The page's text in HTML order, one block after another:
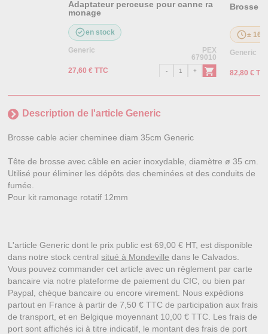
Adaptateur perceuse pour canne ra
monage
en stock
Generic
PEX
679010
27,60 € TTC
Brosse
± 16
Generic
82,80 €
Description de l'article Generic
Brosse cable acier cheminee diam 35cm Generic
Tête de brosse avec câble en acier inoxydable, diamètre ø 35 cm.
Utilisé pour éliminer les dépôts des cheminées et des conduits de
fumée.
Pour kit ramonage rotatif 12mm
L'article Generic dont le prix public est 69,00 € HT, est disponible
dans notre stock centralsitué à Mondeville dans le Calvados.
Vous pouvez commander cet article avec un règlement par carte
bancaire via notre plateforme de paiement du CIC, ou bien par
Paypal, chèque bancaire ou encore virement. Nous expédions
partout en France à partir de 7,50 € TTC de participation aux frais
de transport, et en Belgique moyennant 10,00 € TTC. Les frais de
port sont affichés ici à titre indicatif, le montant des frais de port